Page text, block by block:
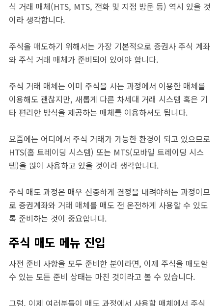
식 거래 매체(HTS, MTS, 전화 및 지점 방문 등) 역시 있을 것
이라 생각합니다.
주식을 매도하기 위해서는 가장 기본적으로 증권사 주식 계좌
와 주식 거래 매체가 준비되어 있어야 합니다.
주식 거래 매체는 이미 주식을 사는 과정에서 이용한 매체를
이용해도 괜찮지만, 새롭게 다른 차세대 거래 시스템 혹은 기
타 편리한 방식을 제공하는 매체를 이용하셔도 됩니다.
요즘에는 어디에서 주식 거래가 가능한 환경이 되고 있으므로
HTS(홈 트레이딩 시스템) 또는 MTS(모바일 트레이딩 시스
템)을 많이 사용하고 있을 것이라 생각합니다.
주식 매도 과정은 매우 신중하게 결정을 내려야하는 과정이므
로 증권계좌와 거래 매체를 매도 전 온전하게 사용할 수 있도
록 준비하는 것이 중요합니다.
주식 매도 메뉴 진입
사전 준비 사항을 모두 준비한 분이라면, 이제 주식을 매도할
수 있는 모든 준비 상태는 마친 것이라고 볼 수 있습니다.
그럼, 이제 여러분들이 매도 과정에서 사용할 매체에서 주식